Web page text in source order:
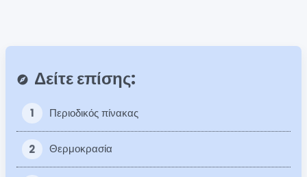
explore Δείτε επίσης:
1 Περιοδικός πίνακας
2 Θερμοκρασία